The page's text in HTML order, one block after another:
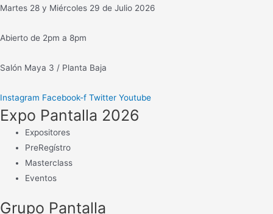
Martes 28 y Miércoles 29 de Julio 2026
Abierto de 2pm a 8pm
Salón Maya 3 / Planta Baja
Instagram Facebook-f Twitter Youtube
Expo Pantalla 2026
Expositores
PreRegístro
Masterclass
Eventos
Grupo Pantalla